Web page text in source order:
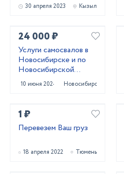
30 апреля 2023 Кызыл
24 000 ₽
Услуги самосвалов в
Новосибирске и по
Новосибирской
области
10 июня 2024 Новосибирск
1 ₽
Перевезем Ваш груз
18 апреля 2022 Тюмень